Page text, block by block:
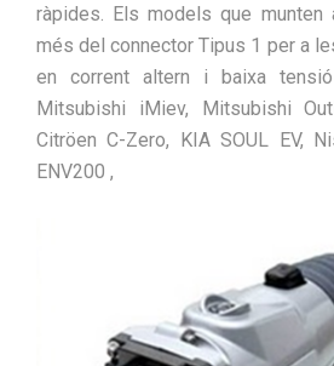
ràpides. Els models que munten
més del connector Tipus 1 per a
en corrent altern i baixa
Mitsubishi iMiev, Mitsubishi
Citröen C-Zero, KIA SOUL EV,
ENV200 ,